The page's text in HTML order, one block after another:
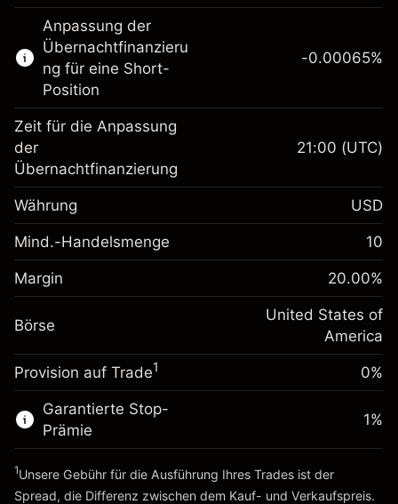
Knock-outs
$1,000.00
Anpassung der
Übernachtfinanzierung
Gebühren aus
Positionswert
-0.021568
%
Positionsgröße mit Hebelwirkung
~$5,000.00
Geld aus Hebelwirkung ~
$4,000.00
Zur Plattform
Anpassung der
Übernachtfinanzieru
ng für eine Short-
Position
Margin. Ihre Investition
Anpassung der
Übernachtfinanzierung
-0.000654
%
(-$0.03)
Positionsgröße mit Hebelwirkung
~$5,000.00
Geld aus Hebelwirkung ~
Zur Plattform
-0.00065%
Zeit für die Anpassung
der
Übernachtfinanzierung
21:00 (UTC)
Währung USD
Mind.-Handelsmenge 10
Margin 20.00%
Börse
United States of
America
Provision auf Trade1 0%
Garantierte Stop-
Prämie
1%
1Unsere Gebühr für die Ausführung Ihres Trades ist der
Spread, die Differenz zwischen dem Kauf- und Verkaufspreis.